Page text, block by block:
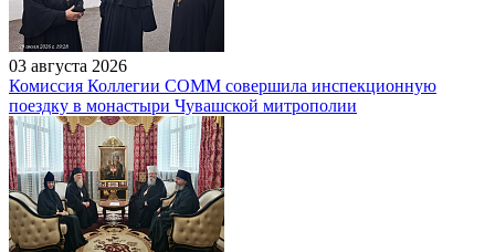
03 августа 2026
Комиссия Коллегии СОММ совершила инспекционную
поездку в монастыри Чувашской митрополии